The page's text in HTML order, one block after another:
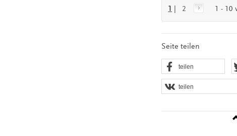
1 2 1 - 10
Seite teilen
teilen
teilen